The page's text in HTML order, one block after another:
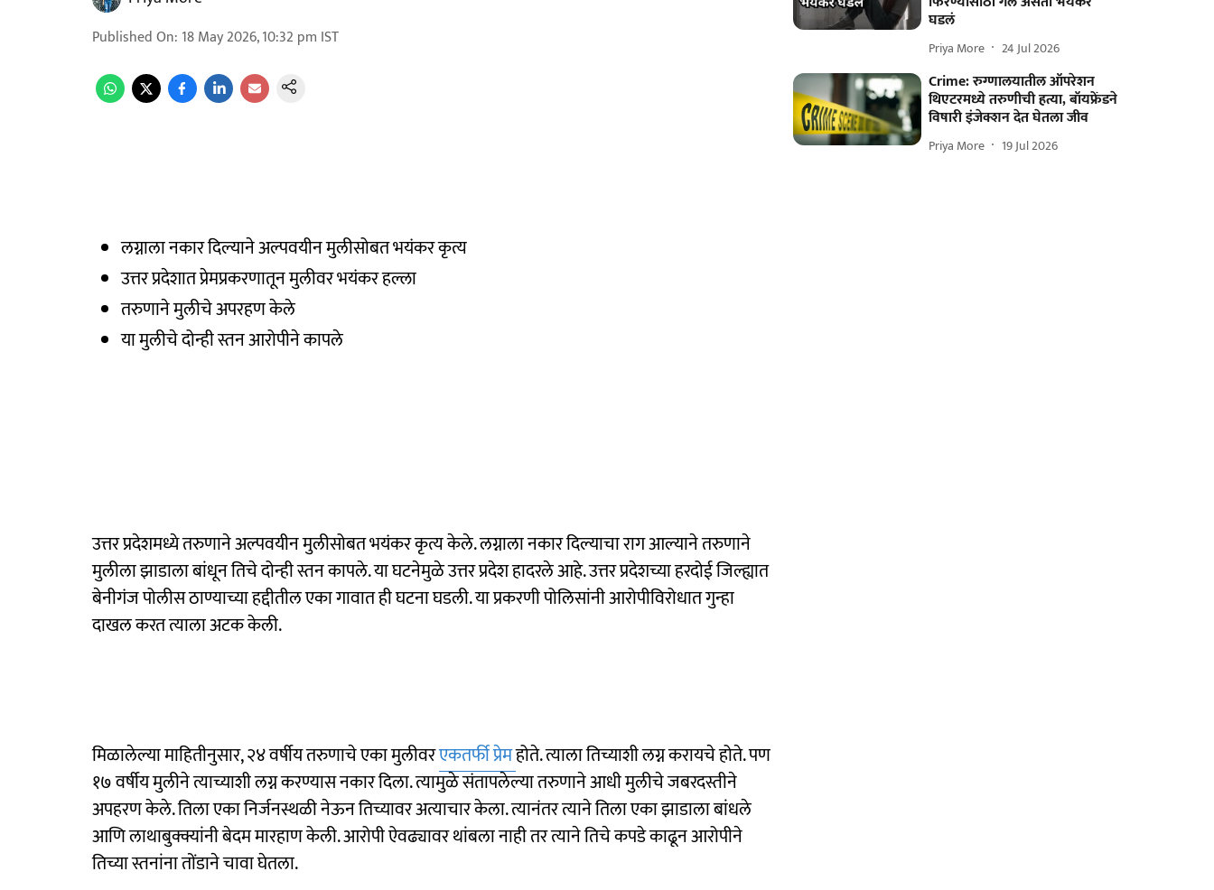
Published On: 18 May 2026, 10:32 pm IST
लग्नाला नकार दिल्याने अल्पवयीन मुलीसोबत भयंकर कृत्य
उत्तर प्रदेशात प्रेमप्रकरणातून मुलीवर भयंकर हल्ला
तरुणाने मुलीचे अपरहण केले
या मुलीचे दोन्ही स्तन आरोपीने कापले
उत्तर प्रदेशमध्ये तरुणाने अल्पवयीन मुलीसोबत भयंकर कृत्य केले. लग्नाला नकार दिल्याचा राग आल्याने तरुणाने
मुलीला झाडाला बांधून तिचे दोन्ही स्तन कापले. या घटनेमुळे उत्तर प्रदेश हादरले आहे. उत्तर प्रदेशच्या हरदोई जिल्ह्यात
बेनीगंज पोलीस ठाण्याच्या हद्दीतील एका गावात ही घटना घडली. या प्रकरणी पोलिसांनी आरोपीविरोधात गुन्हा
दाखल करत त्याला अटक केली.
मिळालेल्या माहितीनुसार, २४ वर्षीय तरुणाचे एका मुलीवरएकतर्फी प्रेमहोते. त्याला तिच्याशी लग्न करायचे होते. पण
१७ वर्षीय मुलीने त्याच्याशी लग्न करण्यास नकार दिला. त्यामुळे संतापलेल्या तरुणाने आधी मुलीचे जबरदस्तीने
अपहरण केले. तिला एका निर्जनस्थळी नेऊन तिच्यावर अत्याचार केला. त्यानंतर त्याने तिला एका झाडाला बांधले
आणि लाथाबुक्क्यांनी बेदम मारहाण केली. आरोपी ऐवढ्यावर थांबला नाही तर त्याने तिचे कपडे काढून आरोपीने
तिच्या स्तनांना तोंडाने चावा घेतला.
घडलं
Priya More 24 Jul 2026
Crime: रुग्णालयातील ऑपरेशन
थिएटरमध्ये तरुणीची हत्या, बॉयफ्रेंडने
विषारी इंजेक्शन देत घेतला जीव
Priya More 19 Jul 2026